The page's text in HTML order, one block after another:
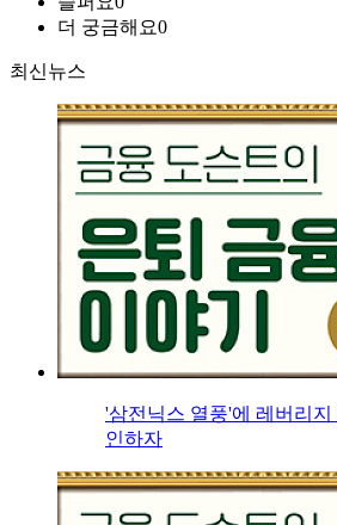
더 궁금해요0
최신뉴스
'삼전닉스 열풍'에 레버리
인하자